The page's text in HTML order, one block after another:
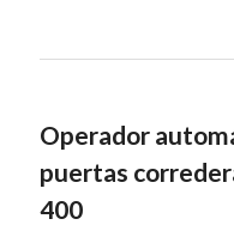
Operador
puertas
400